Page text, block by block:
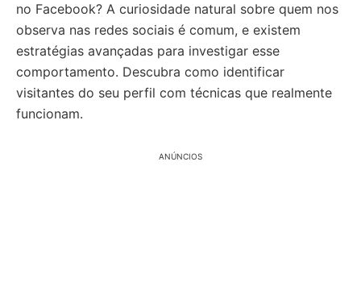
no Facebook? A curiosidade natural sobre quem nos
observa nas redes sociais é comum, e existem
estratégias avançadas para investigar esse
comportamento. Descubra como identificar
visitantes do seu perfil com técnicas que realmente
funcionam.
ANÚNCIOS